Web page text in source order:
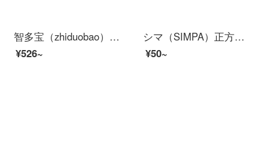
智多宝（zhiduobao）ランドセル小学生の男性と女の子1-3-6学年の子供は軽くて背を保護します。ランドセルの青い色の大きいサイズのカバンは4-6年生です。
¥526~
シマ（SIMPA）正方形ペンケス大容量ナイロン糸収納袋多機能収納袋学生試験文具正方形白2019
¥50~